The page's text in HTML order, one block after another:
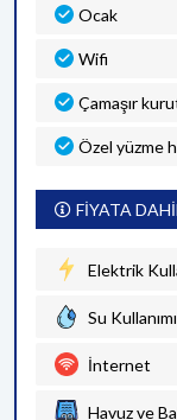
Ocak
Wifi
Çamaşır
Özel yüzme
FİYATA
Elektrik
Su Kullanımı
İnternet
Havuz ve